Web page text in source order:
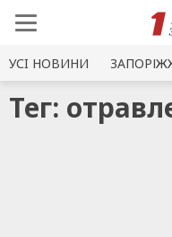
УСI НОВИНИ
Тег: